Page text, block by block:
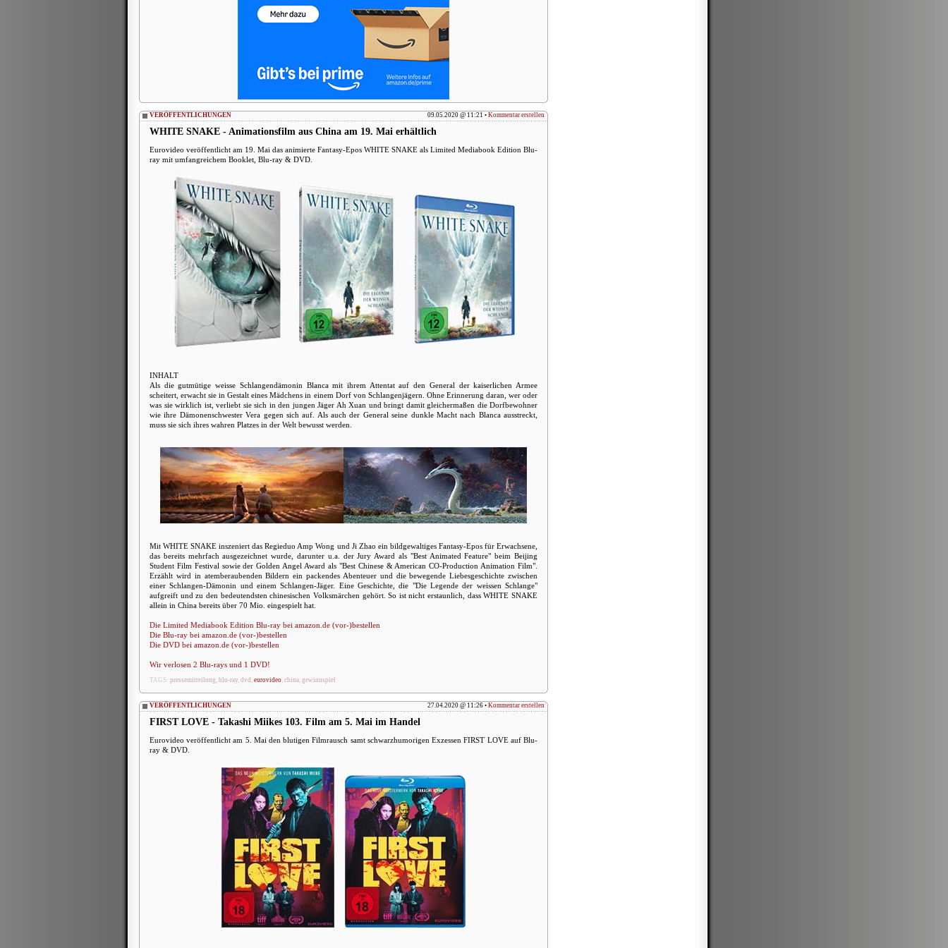
09.05.2020 @ 11:21 • Kommentar erstellen
VERÖFFENTLICHUNGEN
WHITE SNAKE - Animationsfilm aus China am 19. Mai erhältlich
Eurovideo veröffentlicht am 19. Mai das animierte Fantasy-Epos WHITE SNAKE als Limited Mediabook Edition Blu-
ray mit umfangreichem Booklet, Blu-ray & DVD.
INHALT
Als die gutmütige weisse Schlangendämonin Blanca mit ihrem Attentat auf den General der kaiserlichen Armee
scheitert, erwacht sie in Gestalt eines Mädchens in einem Dorf von Schlangenjägern. Ohne Erinnerung daran, wer oder
was sie wirklich ist, verliebt sie sich in den jungen Jäger Ah Xuan und bringt damit gleichermaßen die Dorfbewohner
wie ihre Dämonenschwester Vera gegen sich auf. Als auch der General seine dunkle Macht nach Blanca ausstreckt,
muss sie sich ihres wahren Platzes in der Welt bewusst werden.
Mit WHITE SNAKE inszeniert das Regieduo Amp Wong und Ji Zhao ein bildgewaltiges Fantasy-Epos für Erwachsene,
das bereits mehrfach ausgezeichnet wurde, darunter u.a. der Jury Award als "Best Animated Feature" beim Beijing
Student Film Festival sowie der Golden Angel Award als "Best Chinese & American CO-Production Animation Film".
Erzählt wird in atemberaubenden Bildern ein packendes Abenteuer und die bewegende Liebesgeschichte zwischen
einer Schlangen-Dämonin und einem Schlangen-Jäger. Eine Geschichte, die "Die Legende der weissen Schlange"
aufgreift und zu den bedeutendsten chinesischen Volksmärchen gehört. So ist nicht erstaunlich, dass WHITE SNAKE
allein in China bereits über 70 Mio. eingespielt hat.
Die Limited Mediabook Edition Blu-ray bei amazon.de (vor-)bestellen
Die Blu-ray bei amazon.de (vor-)bestellen
Die DVD bei amazon.de (vor-)bestellen
Wir verlosen 2 Blu-rays und 1 DVD!
TAGS: pressemitteilung , blu-ray, dvd , eurovideo, china, gewinnspiel
27.04.2020 @ 11:26 • Kommentar erstellen
VERÖFFENTLICHUNGEN
FIRST LOVE - Takashi Miikes 103. Film am 5. Mai im Handel
Eurovideo veröffentlicht am 5. Mai den blutigen Filmrausch samt schwarzhumorigen Exzessen FIRST LOVE auf Blu-
ray & DVD.